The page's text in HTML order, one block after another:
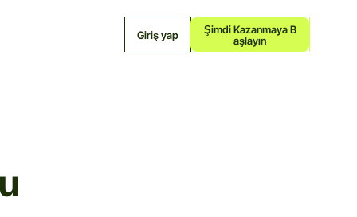
Giriş yap
Şimdi Kazanmaya B
Aşlayın